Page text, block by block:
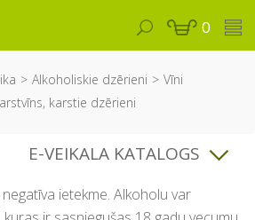
0
Alkoholiskie dzērieni
Vīni
karstie dzērieni
E-VEIKALA KATALOGS
ietekme. Alkoholu var